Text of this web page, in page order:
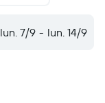
lun. 7/9 - lun. 14/9